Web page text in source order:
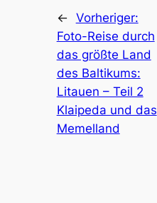
← Vorheriger:
Foto-Reise durch
das größte Land
des Baltikums:
Litauen – Teil 2
Klaipeda und das
Memelland